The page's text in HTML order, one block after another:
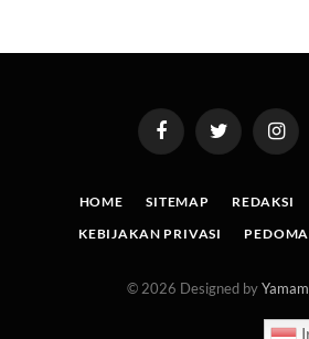
FacebookTwitter
HOME SITEMAP REDAKSI
KEBIJAKAN PRIVASI
© 2026 Designed by